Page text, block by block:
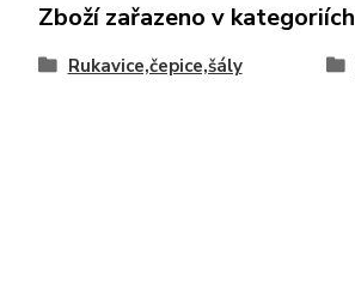
Zboží zařazeno v kategoriích
Rukavice,čepice,šály